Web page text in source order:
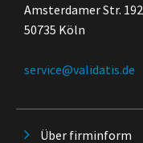
Amsterdamer Str. 192
50735 Köln
service@validatis.de
Über firminform